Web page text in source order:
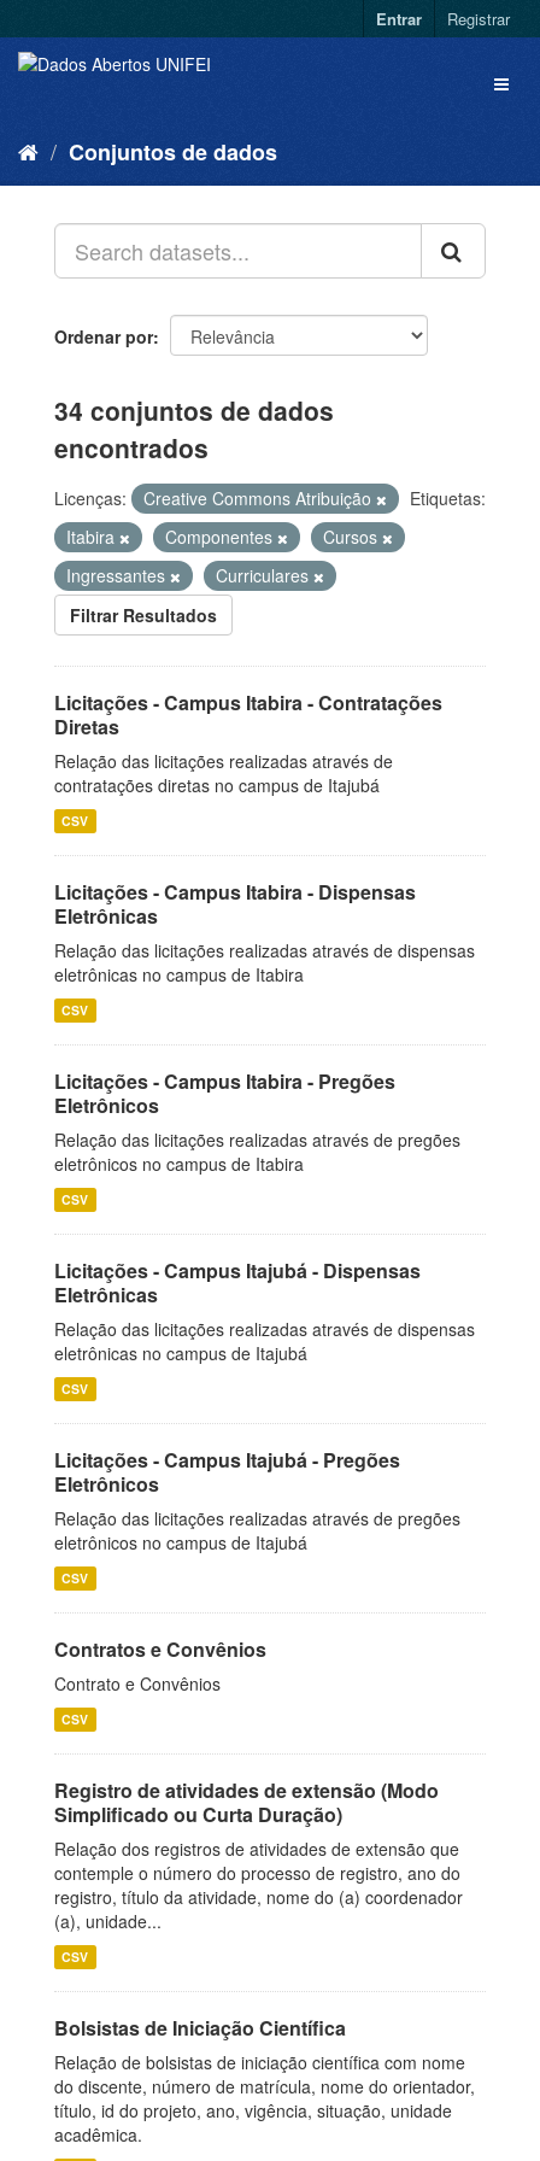
Entrar Registrar
Conjuntos de dados
Ordenar por
34 conjuntos de dados
encontrados
Licenças: Creative Commons Atribuição
Etiquetas:
Itabira
Componentes
Cursos
Ingressantes
Curriculares
Filtrar Resultados
Licitações - Campus Itabira - Contratações
Diretas
Relação das licitações realizadas através de
contratações diretas no campus de Itajubá
CSV
Licitações - Campus Itabira - Dispensas
Eletrônicas
Relação das licitações realizadas através de dispensas
eletrônicas no campus de Itabira
CSV
Licitações - Campus Itabira - Pregões
Eletrônicos
Relação das licitações realizadas através de pregões
eletrônicos no campus de Itabira
CSV
Licitações - Campus Itajubá - Dispensas
Eletrônicas
Relação das licitações realizadas através de dispensas
eletrônicas no campus de Itajubá
CSV
Licitações - Campus Itajubá - Pregões
Eletrônicos
Relação das licitações realizadas através de pregões
eletrônicos no campus de Itajubá
CSV
Contratos e Convênios
Contrato e Convênios
CSV
Registro de atividades de extensão (Modo
Simplificado ou Curta Duração)
Relação dos registros de atividades de extensão que
contemple o número do processo de registro, ano do
registro, título da atividade, nome do (a) coordenador
(a), unidade...
CSV
Bolsistas de Iniciação Científica
Relação de bolsistas de iniciação científica com nome
do discente, número de matrícula, nome do orientador,
título, id do projeto, ano, vigência, situação, unidade
acadêmica.